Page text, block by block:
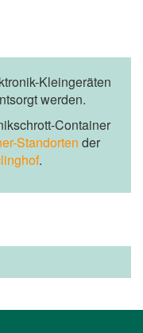
Kleingeräten
werden.
Container
Standorten der
.